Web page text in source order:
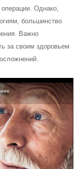
операции. Однако,
большинство
Важно
за своим здоровьем